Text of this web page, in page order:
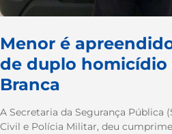
Menor é
de duplo homicídio
Branca
A Secretaria da Segurança Pública
Civil e Polícia Militar, deu